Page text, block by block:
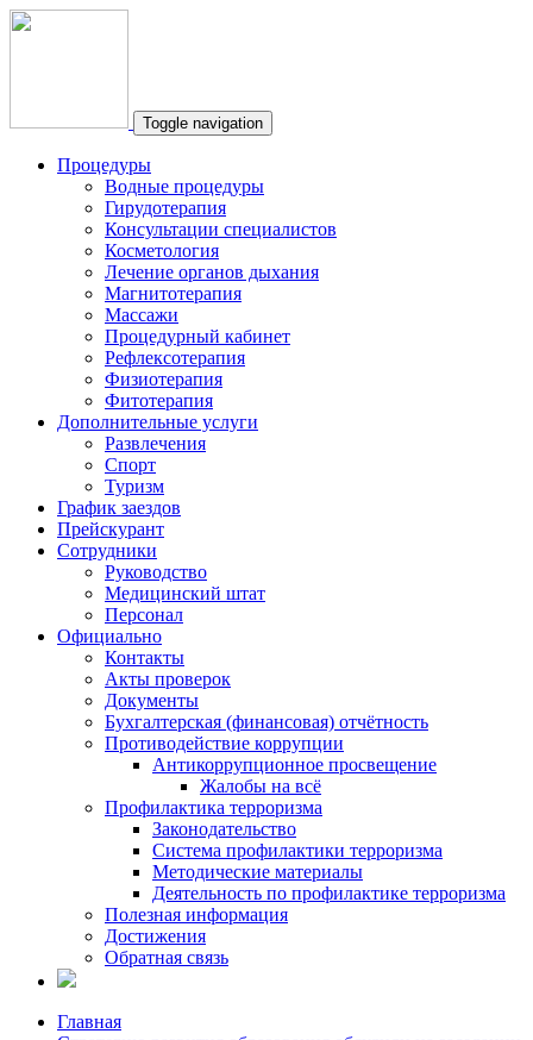
Toggle navigation
Процедуры
Водные процедуры
Гирудотерапия
Консультации специалистов
Косметология
Лечение органов дыхания
Магнитотерапия
Массажи
Процедурный кабинет
Рефлексотерапия
Физиотерапия
Фитотерапия
Дополнительные услуги
Развлечения
Спорт
Туризм
График заездов
Прейскурант
Сотрудники
Руководство
Медицинский штат
Персонал
Официально
Контакты
Акты проверок
Документы
Бухгалтерская (финансовая) отчётность
Противодействие коррупции
Антикоррупционное просвещение
Жалобы на всё
Профилактика терроризма
Законодательство
Система профилактики терроризма
Методические материалы
Деятельность по профилактике терроризма
Полезная информация
Достижения
Обратная связь
Главная